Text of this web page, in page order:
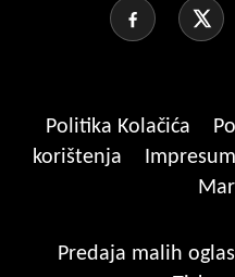
Politika Kolačića
korištenja
Impresum
Predaja malih